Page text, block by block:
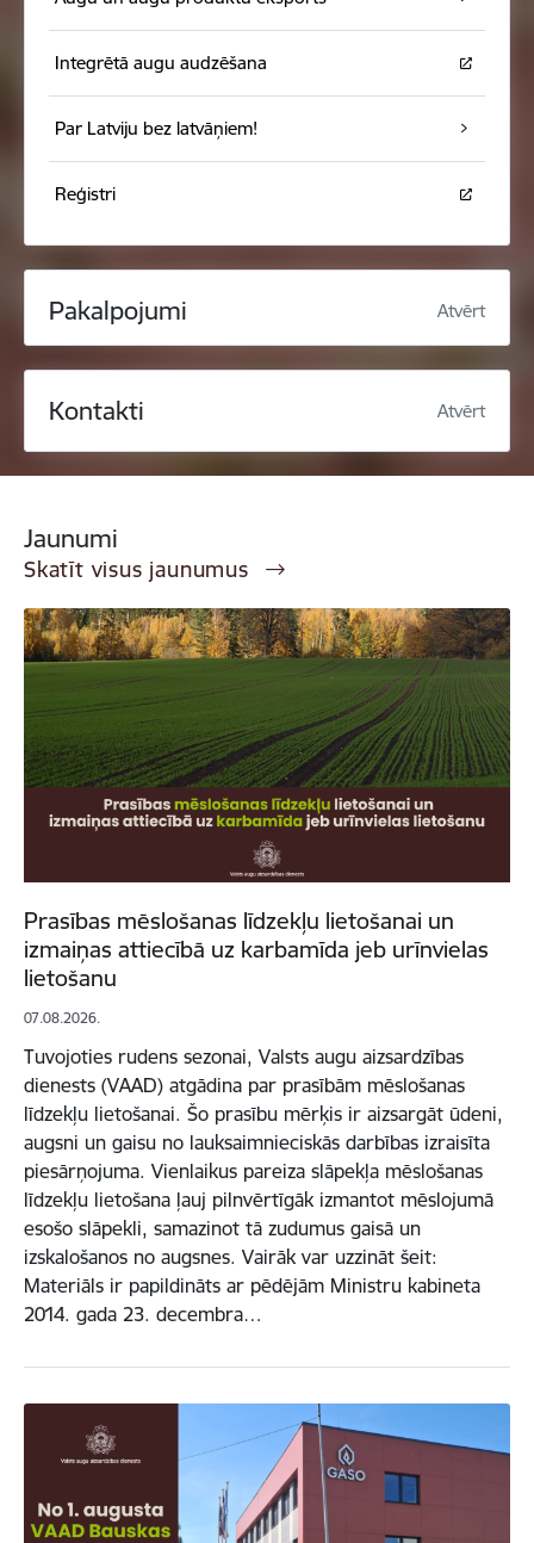
Integrētā augu audzēšana
Par Latviju bez latvāņiem!
Reģistri
Pakalpojumi Atvērt
Kontakti Atvērt
Jaunumi
Skatīt visus jaunumus
Prasības mēslošanas līdzekļu lietošanai un
izmaiņas attiecībā uz karbamīda jeb urīnvielas
lietošanu
07.08.2026.
Tuvojoties rudens sezonai, Valsts augu aizsardzības
dienests (VAAD) atgādina par prasībām mēslošanas
līdzekļu lietošanai. Šo prasību mērķis ir aizsargāt ūdeni,
augsni un gaisu no lauksaimnieciskās darbības izraisīta
piesārņojuma. Vienlaikus pareiza slāpekļa mēslošanas
līdzekļu lietošana ļauj pilnvērtīgāk izmantot mēslojumā
esošo slāpekli, samazinot tā zudumus gaisā un
izskalošanos no augsnes. Vairāk var uzzināt šeit:
Materiāls ir papildināts ar pēdējām Ministru kabineta
2014. gada 23. decembra…